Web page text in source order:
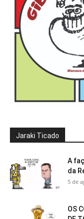
Jaraki Ticado
A
da
5 de
OS